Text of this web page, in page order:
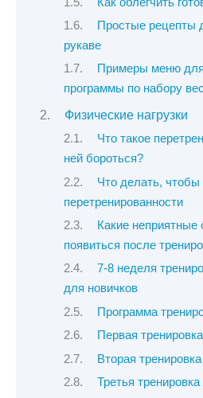
Простые рецепты
рукаве
Примеры меню
программы по набору
Физические нагрузки
Что такое
ней бороться?
Что делать, чтобы
перетренированности
Какие
появиться после
7-8 неделя
для новичков
Программа
Первая тренировка
Вторая тренировка
Третья тренировка